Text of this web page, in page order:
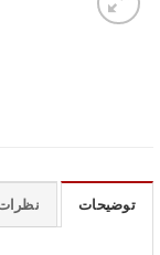
توضیحات نظرات